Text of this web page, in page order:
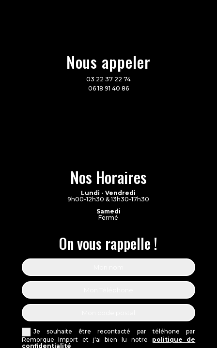
Nous appeler
03 22 37 22 74
06 18 91 40 86
Nos Horaires
Lundi - Vendredi
9h00-12h30 & 13h30-17h30
Samedi
Fermé
On vous rappelle !
Je souhaite être recontacté par téléhone par
Remorque Import et j'ai bien lu notre politique de
confidentialité